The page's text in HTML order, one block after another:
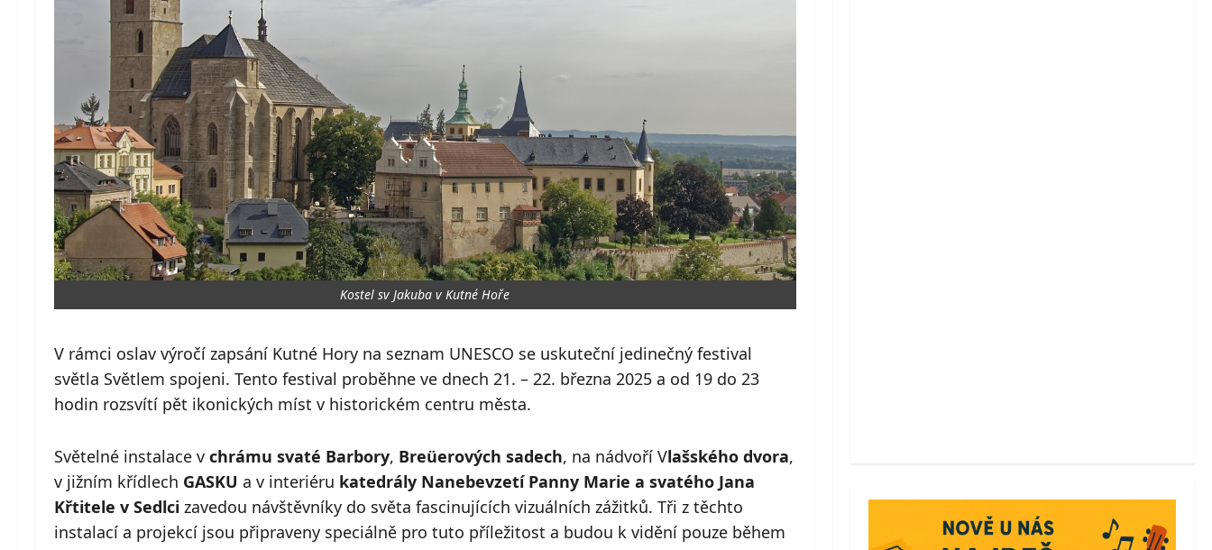
Kostel sv Jakuba v Kutné Hoře
V rámci oslav výročí zapsání Kutné Hory na seznam UNESCO se uskuteční jedinečný festival
světla Světlem spojeni. Tento festival proběhne ve dnech 21. – 22. března 2025 a od 19 do 23
hodin rozsvítí pět ikonických míst v historickém centru města.
Světelné instalace v chrámu svaté Barbory, Breüerových sadech, na nádvoří Vlašského dvora,
v jižním křídlech GASKU a v interiéru katedrály Nanebevzetí Panny Marie a svatého Jana
Křtitele v Sedlci zavedou návštěvníky do světa fascinujících vizuálních zážitků. Tři z těchto
instalací a projekcí jsou připraveny speciálně pro tuto příležitost a budou k vidění pouze během